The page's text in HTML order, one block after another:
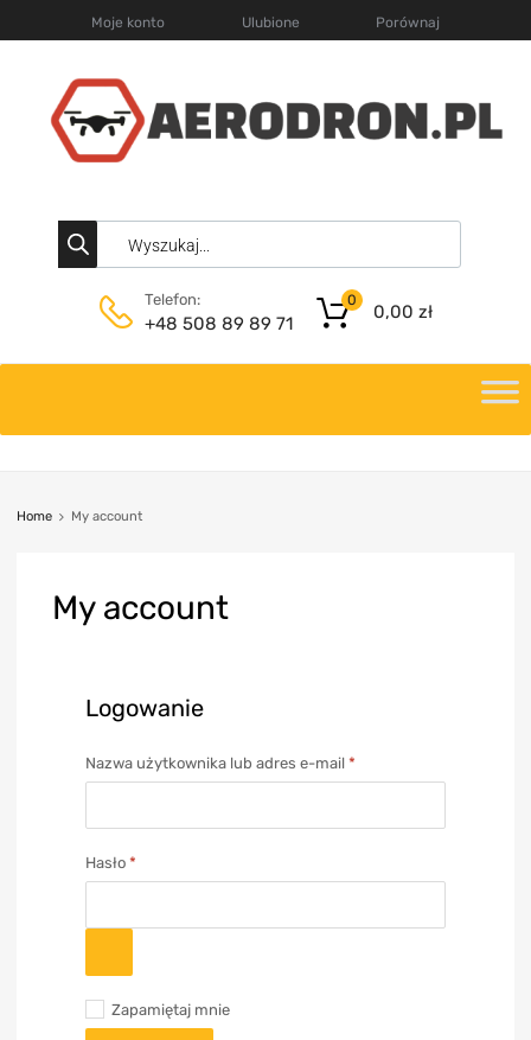
Moje konto Ulubione Porównaj
Telefon:
+48 508 89 89 71
0,00 zł
0
Home My account
Myaccount
Logowanie
Nazwa użytkownika lub adres e-mail *
Hasło *
Zapamiętaj mnie